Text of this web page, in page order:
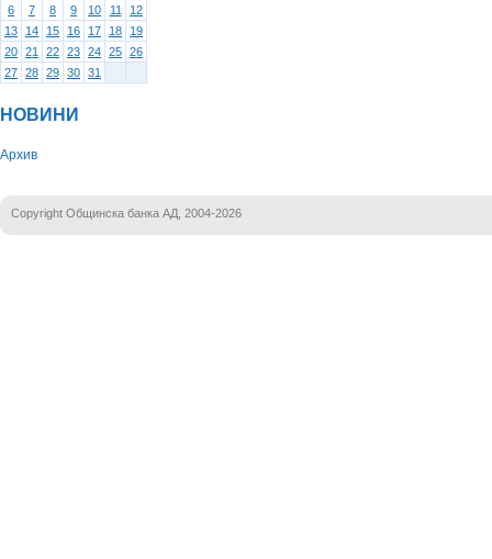
6
7 8 9 10 11
12
13
14 15 16 17 18
19
20 21 22 23 24 25 26
27 28 29 30 31
НОВИНИ
Архив
Copyright Общинска банка АД, 2004-2026